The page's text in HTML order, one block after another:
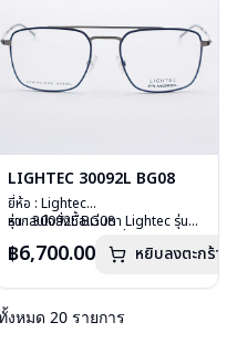
LIGHTEC 30092L BG08
ยี่ห้อ : Lightec
รุ่น : 30092L BG08
เลนส์ : Demo Lens
อุปกรณ์ : กล่องแว่น, ผ้าเช็ดแว่น
น้ำหนัก : 16 กรัม
การรับประกัน : 1 ปี
หากสนใจสั่งชื้อแว่นตา Lightec รุ่นอื่น
ติดต่อเราคลิก
฿6,700.00 หยิบลงตะกร้า
งหมด 20 รายการ